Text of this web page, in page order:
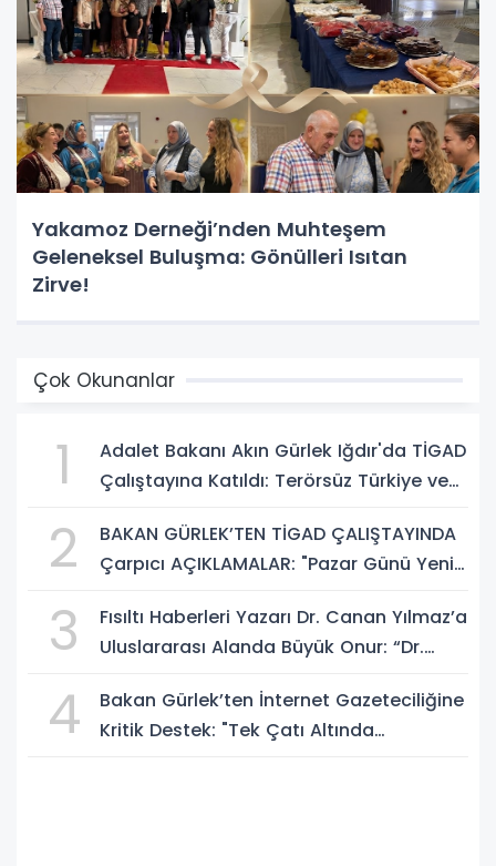
Yakamoz Derneği’nden Muhteşem
Geleneksel Buluşma: Gönülleri Isıtan
Zirve!
Çok Okunanlar
1
Adalet Bakanı Akın Gürlek Iğdır'da TİGAD
Çalıştayına Katıldı: Terörsüz Türkiye ve
2
BAKAN GÜRLEK’TEN TİGAD ÇALIŞTAYINDA
Çarpıcı AÇIKLAMALAR: "Pazar Günü Yeni
3
Fısıltı Haberleri Yazarı Dr. Canan Yılmaz’a
Uluslararası Alanda Büyük Onur: “Dr.
4
Bakan Gürlek’ten İnternet Gazeteciliğine
Kritik Destek: "Tek Çatı Altında